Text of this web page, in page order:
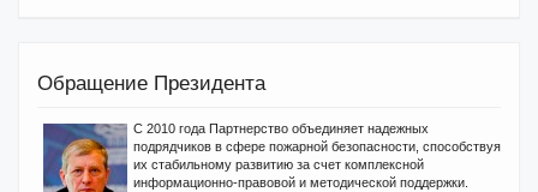
Обращение Президента
С 2010 года Партнерство объединяет надежных
подрядчиков в сфере пожарной безопасности, способствуя
их стабильному развитию за счет комплексной
информационно-правовой и методической поддержки.